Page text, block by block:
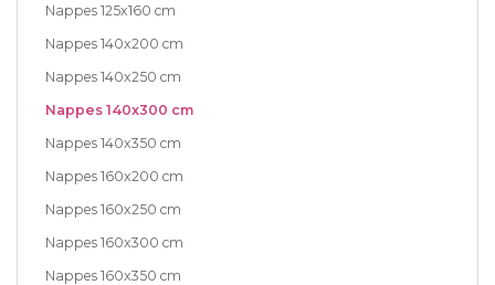
Nappes 125x160 cm
Nappes 140x200 cm
Nappes 140x250 cm
Nappes 140x300 cm
Nappes 140x350 cm
Nappes 160x200 cm
Nappes 160x250 cm
Nappes 160x300 cm
Nappes 160x350 cm